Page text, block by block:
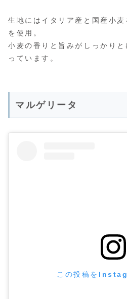
生地にはイタリア産と国産小
を使用。
小麦の香りと旨みがしっかり
っています。
マルゲリータ
この投稿を